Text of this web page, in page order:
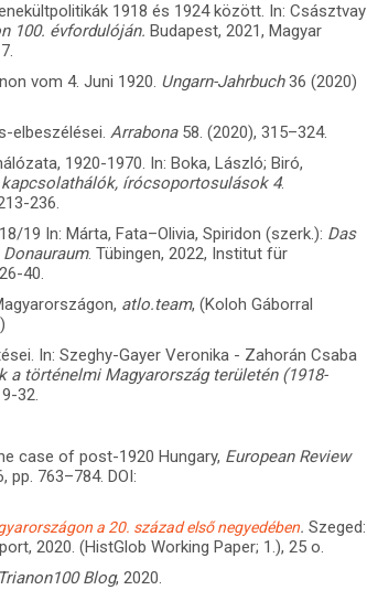
1918 és 1924 között. In: Császtvay
100. évfordulóján. Budapest, 2021, Magyar
vom 4. Juni 1920. Ungarn-Jahrbuch36 (2020)
elbeszélései.Arrabona 58. (2020), 315–324.
1920-1970. In: Boka, László; Biró,
írócsoportosulások 4.
236.
19 In: Márta, Fata–Olivia, Spiridon (szerk.): Das
. Tübingen, 2022, Institut für
40.
atlo.team, (Koloh Gáborral
In: Szeghy-Gayer Veronika - Zahorán Csaba
történelmi Magyarország területén (1918-
32.
case of post-1920 Hungary, European Review
pp. 763–784. DOI:
a 20. század első negyedében. Szeged:
2020. (HistGlob Working Paper; 1.), 25 o.
Trianon100 Blog, 2020.